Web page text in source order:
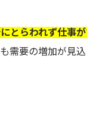
とらわれず仕事
需要の増加が見